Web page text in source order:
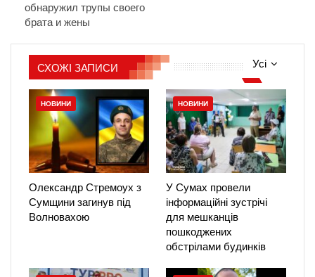
обнаружил трупы своего
брата и жены
Усі
СХОЖІ ЗАПИСИ
НОВИНИ
Олександр Стремоух з
Сумщини загинув під
Волновахою
НОВИНИ
У Сумах провели
інформаційні зустрічі
для мешканців
пошкоджених
обстрілами будинків